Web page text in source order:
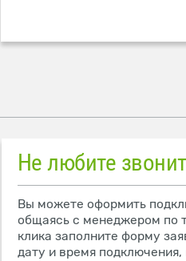
Не любите
Вы можете оформить
общаясь с менеджером по
клика заполните форму
дату и время подключения,